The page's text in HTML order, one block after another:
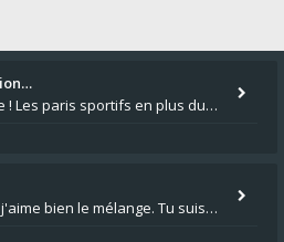
Salut Cosmostar, Bienvenue ! Les paris sportifs en plus du poker, c'est ce que je fais aussi. Surtout la NBA, je mise su
Salut Alain, Rugby et poker, j'aime bien le mélange. Tu suis le rugby du coin ? Moi j'essaie d'aller voir des matchs de